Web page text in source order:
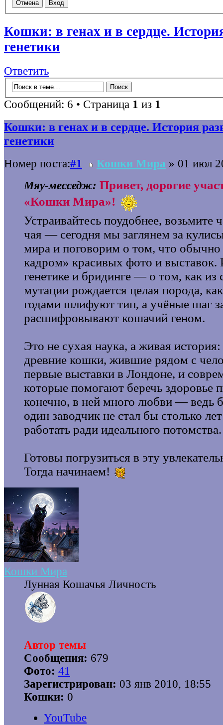
Кошки: в генах и в сердце.
генетики
Ответить
Сообщений: 6 • Страница 1 из 1
Кошки: в генах и в сердце. История
генетики
Номер поста:#1 Кошки Мира » 01 июл
Мяу‑месседж: Привет, дорогие
«Кошки Мира»!
Устраивайтесь поудобнее, возьмите
чая — сегодня мы заглянем за
мира и поговорим о том, что обычно
кадром» красивых фото и выставок.
генетике и бридинге — о том, как из
мутации рождается целая порода,
годами шлифуют тип, а учёные шаг
расшифровывают кошачий геном.
Это не сухая наука, а живая история:
древние кошки, жившие рядом с
первые выставки в Лондоне, и
которые помогают беречь здоровье
конечно, в ней много любви — ведь
один заводчик не стал бы столько
работать ради идеального потомства.
Готовы погрузиться в эту
Тогда начинаем!
Кошки Мира
Лунная Кошачья Личность
Автор темы
Сообщения: 679
Фото: 41
Зарегистрирован: 03 янв 2010, 18:55
Кошки: 0
YouTube